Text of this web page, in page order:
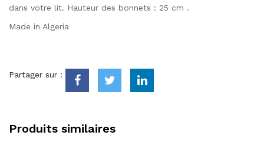
dans votre lit. Hauteur des bonnets : 25 cm .
Made in Algeria
Partager sur :
Produits similaires